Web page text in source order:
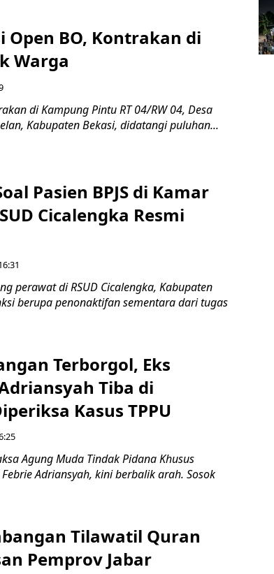
Open BO, Kontrakan di
Warga
di Kampung Pintu RT 04/RW 04, Desa
Kabupaten Bekasi, didatangi puluhan...
Pasien BPJS di Kamar
Cicalengka Resmi
perawat di RSUD Cicalengka, Kabupaten
berupa penonaktifan sementara dari tugas
Terborgol, Eks
Tiba di
Kasus TPPU
Agung Muda Tindak Pidana Khusus
Adriansyah, kini berbalik arah. Sosok
Tilawatil Quran
Pemprov Jabar